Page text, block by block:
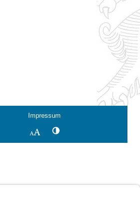
Impressum
SchriftgrößeKontrastwechsel